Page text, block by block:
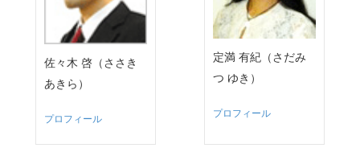
佐々木 啓（ささき
あきら）
プロフィール
定満 有紀（さだみ
つ ゆき）
プロフィール